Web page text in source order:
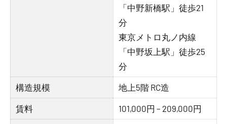
「中野新橋駅」徒歩21
分
東京メトロ丸ノ内線
「中野坂上駅」徒歩25
分
構造規模 地上5階 RC造
賃料 101,000円 – 209,000円